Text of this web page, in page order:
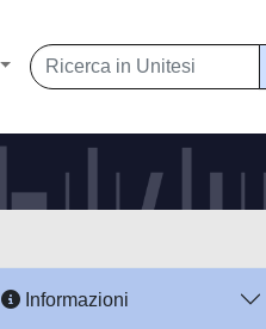
Informazioni